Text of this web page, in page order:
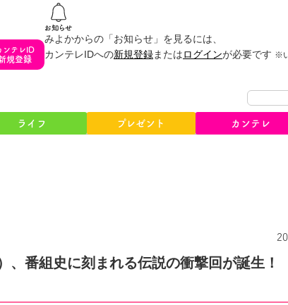
ンテレID
規登録
みよかからの「お知らせ」を見るには、
カンテレIDへの新規登録またはログインが必要です ※
ライフ プレゼント カンテレ
、番組史に刻まれる伝説の衝撃回が誕生！